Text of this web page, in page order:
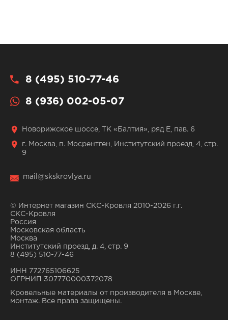
8 (495) 510-77-46
8 (936) 002-05-07
Новорижское шоссе, ТК «Балтия», ряд Е, пав. 6
г. Москва, п. Мосрентген, Институтский проезд, 4, стр.
9
mail@skskrovlya.ru
© Интернет магазин СКС-Кровля 2010-2026 г.г.
СКС-Кровля
Россия
Московская область
Москва
Институтский проезд, д. 4, стр. 9
8 (495) 510-77-46
ИНН 772765106625
ОГРНИП 307770000372078
Кровельные материалы от производителя в Москве,
монтаж. Все права защищены.